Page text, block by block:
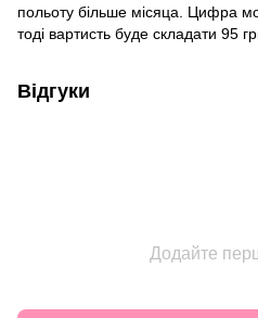
польоту більше місяца. Цифра
тоді вартисть буде складати 95
Відгуки
Додайте